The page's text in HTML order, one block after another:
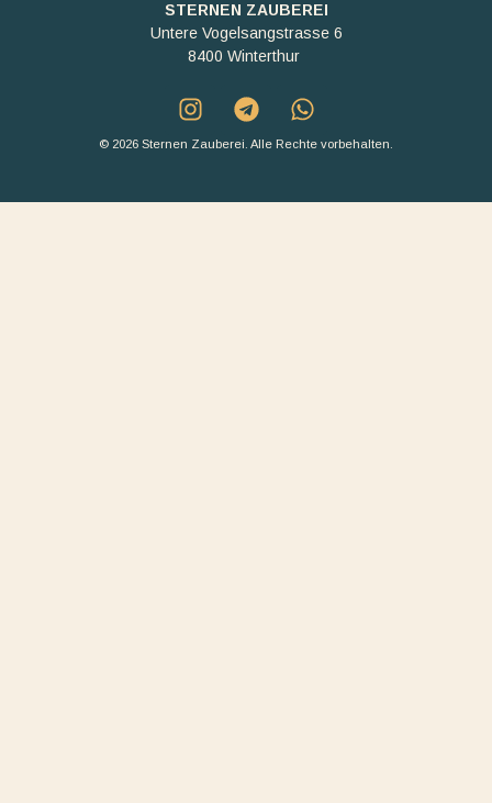
STERNEN ZAUBEREI
Untere Vogelsangstrasse 6
8400 Winterthur
© 2026 Sternen Zauberei. Alle Rechte vorbehalten.